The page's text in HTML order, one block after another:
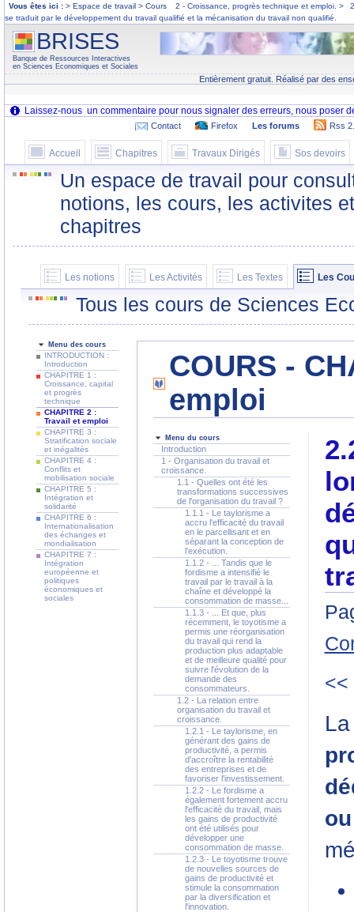
Vous êtes ici : > Espace de travail > Cours 2 - Croissance, progrès technique et emploi. >
se traduit par le développement du travail qualifié et la mécanisation du travail non qualifié.
BRISES
Banque de Ressources Interactives
en Sciences Economiques et Sociales
Entièrement gratuit. Réalisé par des
Contact Firefox Les forums Rss
Accueil Chapitres Travaux Dirigés Sos devoirs
Un espace de travail pour
notions, les cours, les activites
chapitres
Les notions Les Activités Les Textes Les
Tous les cours de Sciences
Menu des cours
INTRODUCTION :
Introduction
CHAPITRE 1 :
Croissance, capital
et progrès
technique
CHAPITRE 2 :
Travail et emploi
CHAPITRE 3 :
Stratification sociale
et inégalités
CHAPITRE 4 :
Conflits et
mobilisation sociale
CHAPITRE 5 :
Intégration et
solidarité
CHAPITRE 6 :
Internationalisation
des échanges et
mondialisation
CHAPITRE 7 :
Intégration
européenne et
politiques
économiques et
sociales
COURS -
emploi
Menu du cours
Introduction
1 - Organisation du travail et
croissance.
1.1 - Quelles ont été les
transformations successives
de l'organisation du travail ?
1.1.1 - Le taylorisme a
accru l'efficacité du travail
en le parcellisant et en
séparant la conception de
l'exécution.
1.1.2 - ... Tandis que le
fordisme a intensifié le
travail par le travail à la
chaîne et développé la
consommation de masse...
1.1.3 - ... Et que, plus
récemment, le toyotisme a
permis une réorganisation
du travail qui rend la
production plus adaptable
et de meilleure qualité pour
suivre l'évolution de la
demande des
consommateurs.
1.2 - La relation entre
organisation du travail et
croissance.
1.2.1 - Le taylorisme, en
générant des gains de
productivité, a permis
d'accroître la rentabilité
des entreprises et de
favoriser l'investissement.
1.2.2 - Le fordisme a
également fortement accru
l'efficacité du travail, mais
les gains de productivité
ont été utilisés pour
développer une
consommation de masse.
1.2.3 - Le toyotisme trouve
de nouvelles sources de
gains de productivité et
stimule la consommation
par la diversification et
l'innovation.
<<